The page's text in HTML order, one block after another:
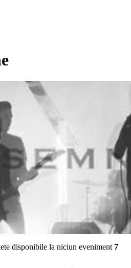
disponibile la niciun eveniment 7